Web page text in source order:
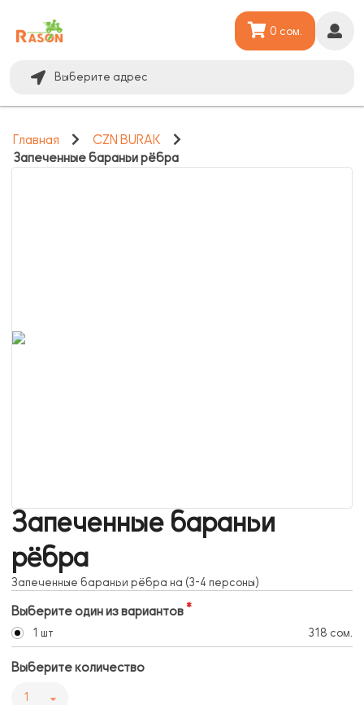
Выберите адрес
0 сом.
Главная
CZN BURAK
Запеченные бараньи рёбра
Запеченные бараньи
рёбра
Запеченные бараньи рёбра на (3-4 персоны)
Выберите один из вариантов
1 шт 318 сом.
Выберите количество
1